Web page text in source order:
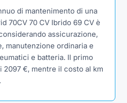
di mantenimento di una
70CV 70 CV Ibrido 69 CV è
assicurazione,
manutenzione ordinaria e
e batteria. Il primo
2097 €, mentre il costo al km